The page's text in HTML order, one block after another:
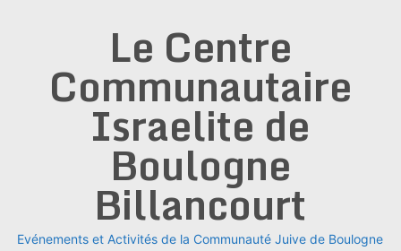
Le Centre
Communautaire
Israelite de
Boulogne
Billancourt
Evénements et Activités de la Communauté Juive de Boulogne